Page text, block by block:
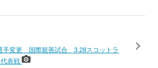
手変更 国際親善試合 3.28スコットラ
代表戦